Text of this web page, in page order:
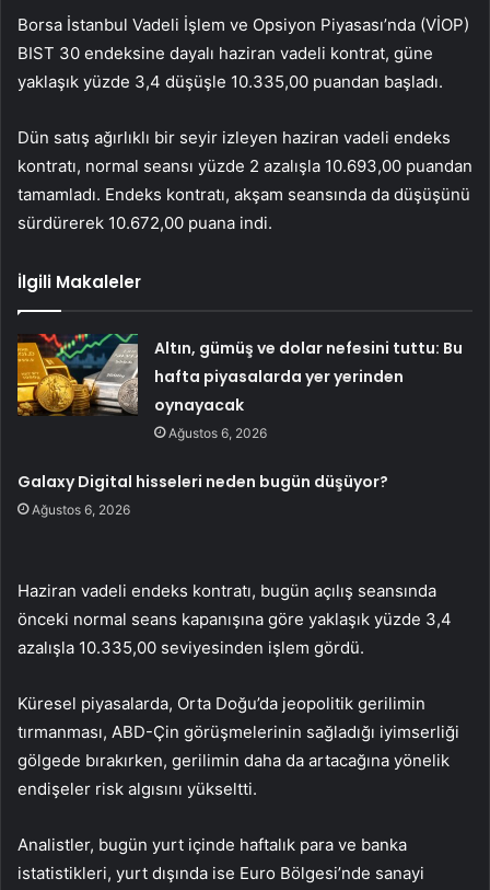
Borsa İstanbul Vadeli İşlem ve Opsiyon Piyasası’nda (VİOP)
BIST 30 endeksine dayalı haziran vadeli kontrat, güne
yaklaşık yüzde 3,4 düşüşle 10.335,00 puandan başladı.
Dün satış ağırlıklı bir seyir izleyen haziran vadeli endeks
kontratı, normal seansı yüzde 2 azalışla 10.693,00 puandan
tamamladı. Endeks kontratı, akşam seansında da düşüşünü
sürdürerek 10.672,00 puana indi.
İlgili Makaleler
Altın, gümüş ve dolar nefesini tuttu: Bu
hafta piyasalarda yer yerinden
oynayacak
Ağustos 6, 2026
Galaxy Digital hisseleri neden bugün düşüyor?
Ağustos 6, 2026
Haziran vadeli endeks kontratı, bugün açılış seansında
önceki normal seans kapanışına göre yaklaşık yüzde 3,4
azalışla 10.335,00 seviyesinden işlem gördü.
Küresel piyasalarda, Orta Doğu’da jeopolitik gerilimin
tırmanması, ABD-Çin görüşmelerinin sağladığı iyimserliği
gölgede bırakırken, gerilimin daha da artacağına yönelik
endişeler risk algısını yükseltti.
Analistler, bugün yurt içinde haftalık para ve banka
istatistikleri, yurt dışında ise Euro Bölgesi’nde sanayi